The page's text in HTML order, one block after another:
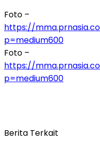
Foto –
https://
p=medium600
Foto –
https://
p=medium600
Berita Terkait